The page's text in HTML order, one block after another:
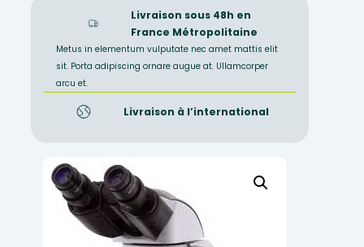
Livraison sous 48h en
France Métropolitaine
Metus in elementum vulputate nec amet mattis elit
sit. Porta adipiscing ornare augue at. Ullamcorper
arcu et.
Livraison à l’international